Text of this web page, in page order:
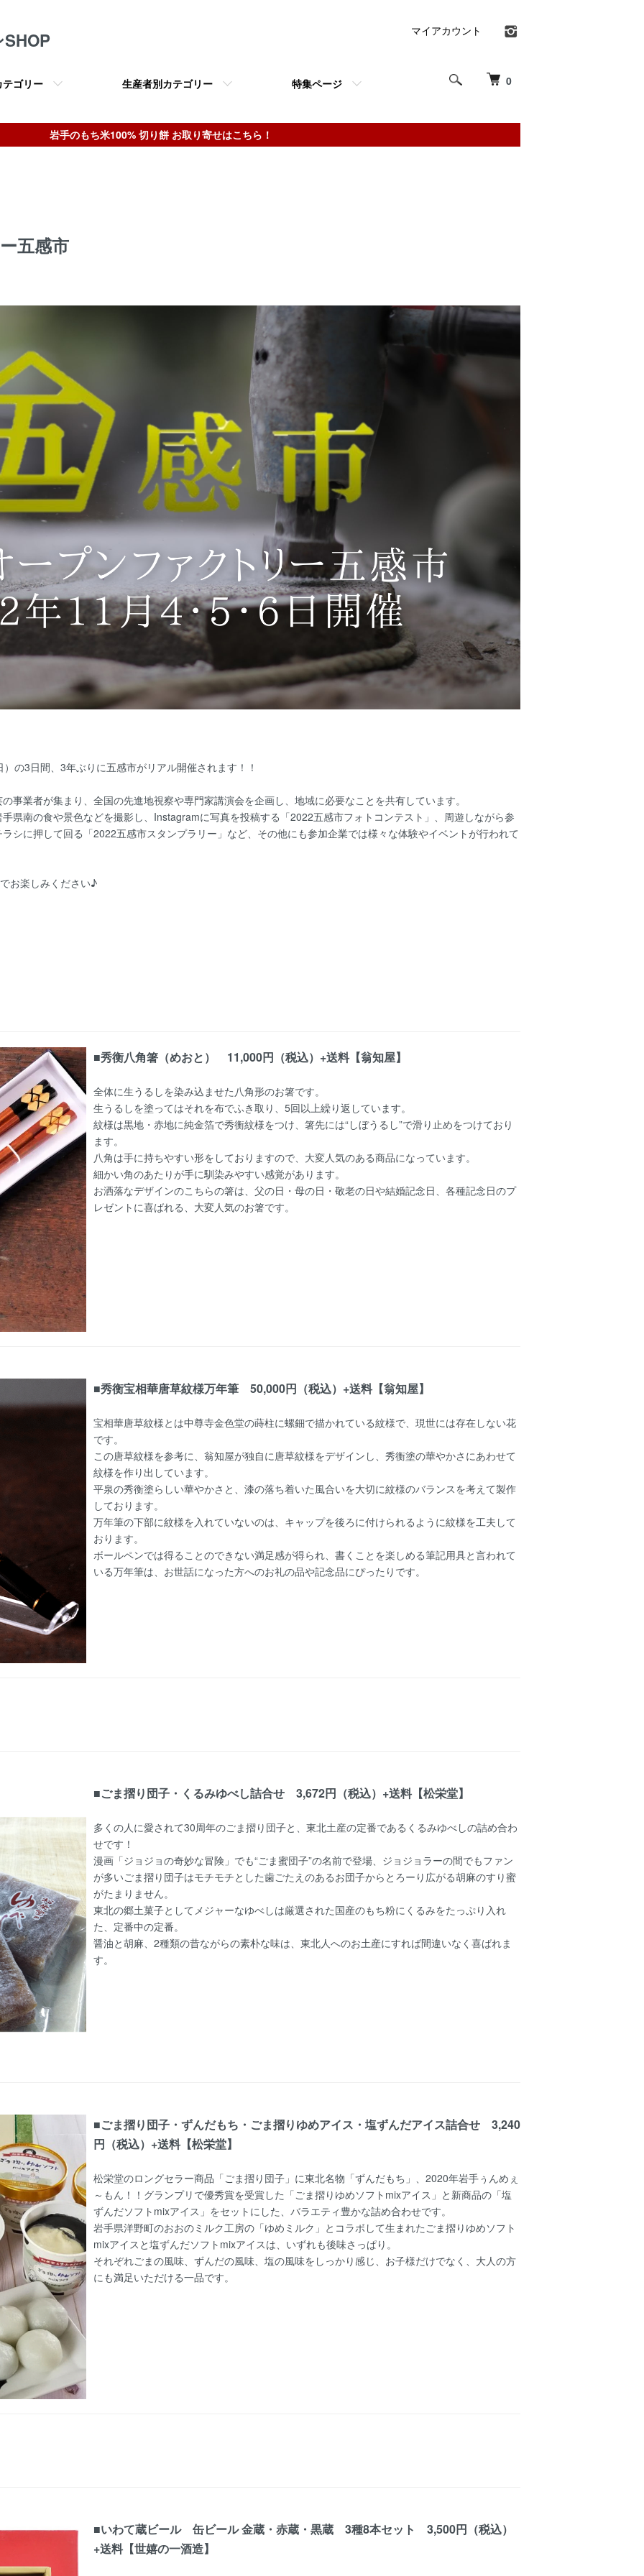
0
ゴリー 生産者別カテゴリー 特集ページ
マイアカウント
岩手のもち米100% 切り餅 お取り寄せはこちら！
五感市
の3日間、3年ぶりに五感市がリアル開催されます！！
事業者が集まり、全国の先進地視察や専門家講演会を企画し、地域に必要なことを共有しています。
県南の食や景色などを撮影し、Instagramに写真を投稿する「2022五感市フォトコンテスト」、周遊しながら参
シに押して回る「2022五感市スタンプラリー」など、その他にも参加企業では様々な体験やイベントが行われて
お楽しみください♪
■秀衡八角箸（めおと） 11,000円（税込）+送料【翁知屋】
全体に生うるしを染み込ませた八角形のお箸です。
生うるしを塗ってはそれを布でふき取り、5回以上繰り返しています。
紋様は黒地・赤地に純金箔で秀衡紋様をつけ、箸先には“しぼうるし”で滑り止めをつけており
ます。
八角は手に持ちやすい形をしておりますので、大変人気のある商品になっています。
細かい角のあたりが手に馴染みやすい感覚があります。
お洒落なデザインのこちらの箸は、父の日・母の日・敬老の日や結婚記念日、各種記念日のプ
レゼントに喜ばれる、大変人気のお箸です。
■秀衡宝相華唐草紋様万年筆 50,000円（税込）+送料【翁知屋】
宝相華唐草紋様とは中尊寺金色堂の蒔柱に螺鈿で描かれている紋様で、現世には存在しない花
です。
この唐草紋様を参考に、翁知屋が独自に唐草紋様をデザインし、秀衡塗の華やかさにあわせて
紋様を作り出しています。
平泉の秀衡塗らしい華やかさと、漆の落ち着いた風合いを大切に紋様のバランスを考えて製作
しております。
万年筆の下部に紋様を入れていないのは、キャップを後ろに付けられるように紋様を工夫して
おります。
ボールペンでは得ることのできない満足感が得られ、書くことを楽しめる筆記用具と言われて
いる万年筆は、お世話になった方へのお礼の品や記念品にぴったりです。
■ごま摺り団子・くるみゆべし詰合せ 3,672円（税込）+送料【松栄堂】
多くの人に愛されて30周年のごま摺り団子と、東北土産の定番であるくるみゆべしの詰め合わ
せです！
漫画「ジョジョの奇妙な冒険」でも“ごま蜜団子”の名前で登場、ジョジョラーの間でもファン
が多いごま摺り団子はモチモチとした歯ごたえのあるお団子からとろーり広がる胡麻のすり蜜
がたまりません。
東北の郷土菓子としてメジャーなゆべしは厳選された国産のもち粉にくるみをたっぷり入れ
た、定番中の定番。
醤油と胡麻、2種類の昔ながらの素朴な味は、東北人へのお土産にすれば間違いなく喜ばれま
す。
■ごま摺り団子・ずんだもち・ごま摺りゆめアイス・塩ずんだアイス詰合せ 3,240
円（税込）+送料【松栄堂】
松栄堂のロングセラー商品「ごま摺り団子」に東北名物「ずんだもち」、2020年岩手ぅんめぇ
～もん！！グランプリで優秀賞を受賞した「ごま摺りゆめソフトmixアイス」と新商品の「塩
ずんだソフトmixアイス」をセットにした、バラエティ豊かな詰め合わせです。
岩手県洋野町のおおのミルク工房の「ゆめミルク」とコラボして生まれたごま摺りゆめソフト
mixアイスと塩ずんだソフトmixアイスは、いずれも後味さっぱり。
それぞれごまの風味、ずんだの風味、塩の風味をしっかり感じ、お子様だけでなく、大人の方
にも満足いただける一品です。
■いわて蔵ビール 缶ビール 金蔵・赤蔵・黒蔵 3種8本セット 3,500円（税込）
+送料【世嬉の一酒造】